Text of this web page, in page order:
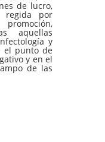
de lucro,
regida por
aquellas
y
el punto de
y en el
de las